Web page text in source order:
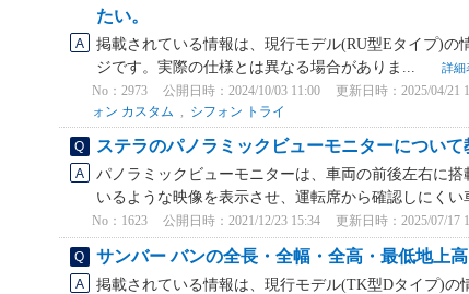
たい。
掲載されている情報は、現行モデル(RU型Eタイプ)
ジです。実際の仕様とは異なる場合がありま...
詳細
No：2973 公開日時：2024/10/03 11:00 更新日時：2025/04/21
ォン カスタム , シフォン トライ
ステラのパノラミックビューモニターについて
パノラミックビューモニターは、車両の前後左右に
いるような映像を表示させ、運転席から確認しにくい
No：1623 公開日時：2021/12/23 15:34 更新日時：2025/07/17
サンバー バンの全長・全幅・全高・最低地上高
掲載されている情報は、現行モデル(TK型Dタイプ)